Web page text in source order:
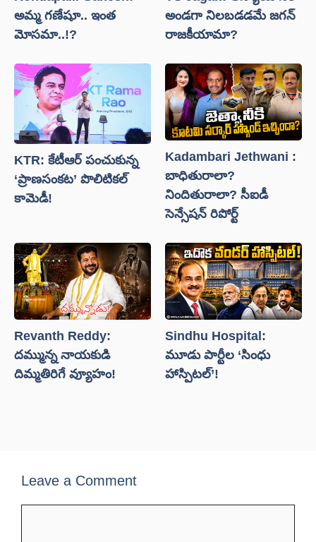
అమ్మ గణేషూ.. ఇంత
మోసమా..!?
అండగా నిలబడడమే జగన్
రాజకీయామా?
KTR: కేటీఆర్ పంచుకున్న
‘ప్రాణసంకట’ పొలిటికల్
కామెడీ!
Kadambari Jethwani :
బాధితురాలా?
నిందితురాలా? సీఐడీ
సెన్సేషన్ రిపోర్ట్
Revanth Reddy:
దమ్మున్న నాయకుడి
దిమ్మతిరిగే వ్యూహం!
Sindhu Hospital:
మూడు పార్టీల ‘సింధు
హాస్పిటల్’!
Leave a Comment